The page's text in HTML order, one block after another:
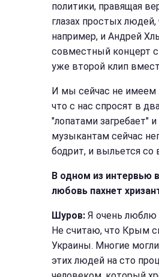
политики, правящая
глазах простых
например, и Андрей
совместный концерт
уже второй клип
И мы сейчас не имеем
что с нас спросят в
"лопатами загребает"
музыкантам сейчас
бодрит, и выльется со
В одном из интервью
любовь пахнет
Шуров: Я очень люблю
Не считаю, что Крым
Украины. Многие
этих людей на сто